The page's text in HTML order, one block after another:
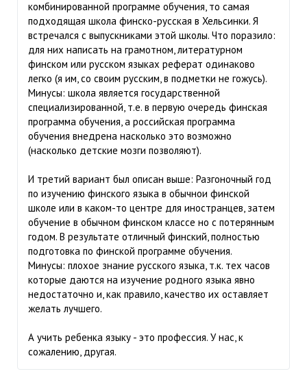
комбинированной программе обучения, то самая
подходящая школа финско-русская в Хельсинки. Я
встречался с выпускниками этой школы. Что поразило:
для них написать на грамотном, литературном
финском или русском языках реферат одинаково
легко (я им, со своим русским, в подметки не гожусь).
Минусы: школа является государственной
специализированной, т.е. в первую очередь финская
программа обучения, а российская программа
обучения внедрена насколько это возможно
(насколько детские мозги позволяют).
И третий вариант был описан выше: Разгоночный год
по изучению финского языка в обычнои финской
школе или в каком-то центре для иностранцев, затем
обучение в обычном финском классе но с потерянным
годом. В результате отличный финский, полностью
подготовка по финской программе обучения.
Минусы: плохое знание русского языка, т.к. тех часов
которые даются на изучение родного языка явно
недостаточно и, как правило, качество их оставляет
желать лучшего.
А учить ребенка языку - это профессия. У нас, к
сожалению, другая.